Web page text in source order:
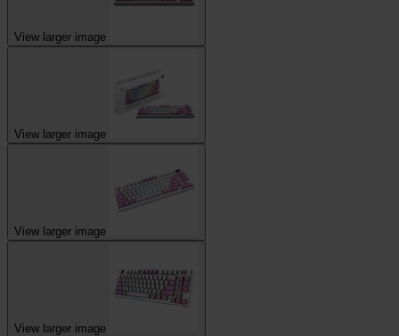
View larger image
View larger image
View larger image
View larger image